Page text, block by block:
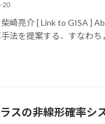
20
崎亮介 [ Link to GISA ]
法を提案する．すなわ
スの非線形確率シ